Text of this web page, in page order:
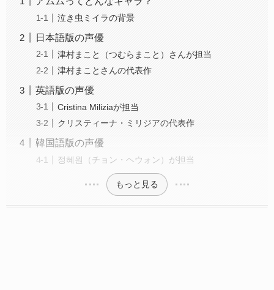
泣き虫ミイラの背景
日本語版の声優
津村まこと（つむらまこと）さんが担当
津村まことさんの代表作
英語版の声優
Cristina Miliziaが担当
クリスティーナ・ミリジアの代表作
韓国語版の声優
정혜원（チョン・ヘウォン）が担当
もっと見る